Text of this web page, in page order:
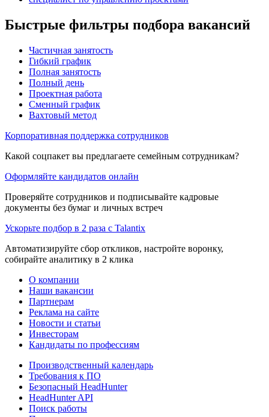
Быстрые фильтры подбора вакансий
Частичная занятость
Гибкий график
Полная занятость
Полный день
Проектная работа
Сменный график
Вахтовый метод
Корпоративная поддержка сотрудников
Какой соцпакет вы предлагаете семейным сотрудникам?
Оформляйте кандидатов онлайн
Проверяйте сотрудников и подписывайте кадровые
документы без бумаг и личных встреч
Ускорьте подбор в 2 раза с Talantix
Автоматизируйте сбор откликов, настройте воронку,
собирайте аналитику в 2 клика
О компании
Наши вакансии
Партнерам
Реклама на сайте
Новости и статьи
Инвесторам
Кандидаты по профессиям
Производственный календарь
Требования к ПО
Безопасный HeadHunter
HeadHunter API
Поиск работы